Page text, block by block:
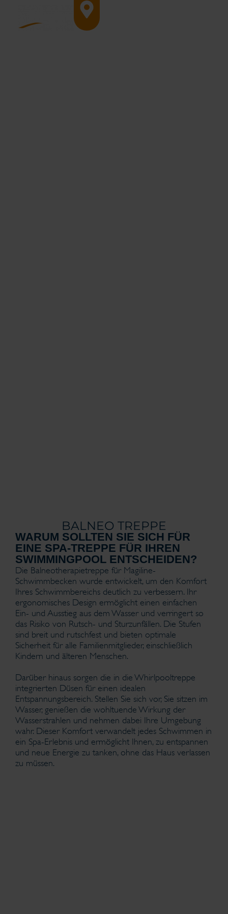
BALNEO TREPPE
WARUM SOLLTEN SIE SICH FÜR
EINE SPA-TREPPE FÜR IHREN
SWIMMINGPOOL ENTSCHEIDEN?
Die Balneotherapietreppe für Magiline-
Schwimmbecken wurde entwickelt, um den Komfort
Ihres Schwimmbereichs deutlich zu verbessern. Ihr
ergonomisches Design ermöglicht einen einfachen
Ein- und Ausstieg aus dem Wasser und verringert so
das Risiko von Rutsch- und Sturzunfällen. Die Stufen
sind breit und rutschfest und bieten optimale
Sicherheit für alle Familienmitglieder, einschließlich
Kindern und älteren Menschen.
Darüber hinaus sorgen die in die Whirlpooltreppe
integrierten Düsen für einen idealen
Entspannungsbereich. Stellen Sie sich vor, Sie sitzen im
Wasser, genießen die wohltuende Wirkung der
Wasserstrahlen und nehmen dabei Ihre Umgebung
wahr. Dieser Komfort verwandelt jedes Schwimmen in
ein Spa-Erlebnis und ermöglicht Ihnen, zu entspannen
und neue Energie zu tanken, ohne das Haus verlassen
zu müssen.